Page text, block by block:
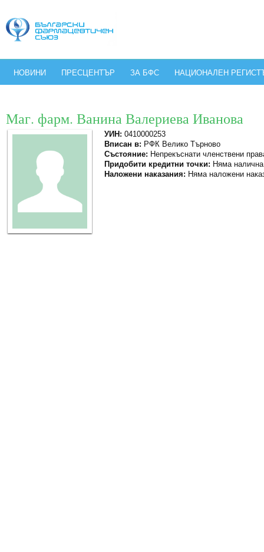
НОВИНИ ПРЕСЦЕНТЪР ЗА БФС НАЦИОНАЛЕН
Маг. фарм. Ванина Валериева Иванова
УИН: 0410000253
Вписан в: РФК Велико Търново
Състояние: Непрекъснати членствени
Придобити кредитни точки: Няма
Наложени наказания: Няма наложени